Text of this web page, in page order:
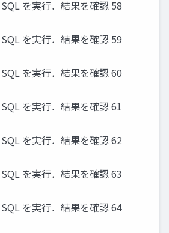
SQL を実行．結果を確認 58
SQL を実行．結果を確認 59
SQL を実行．結果を確認 60
SQL を実行．結果を確認 61
SQL を実行．結果を確認 62
SQL を実行．結果を確認 63
SQL を実行．結果を確認 64